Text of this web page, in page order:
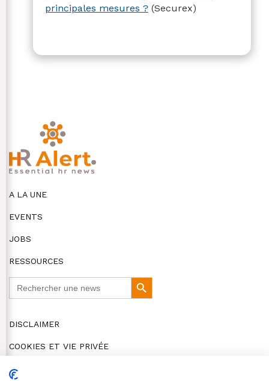
principales mesures ? (Securex)
A LA UNE
EVENTS
JOBS
RESSOURCES
Search
Button
DISCLAIMER
COOKIES ET VIE PRIVÉE